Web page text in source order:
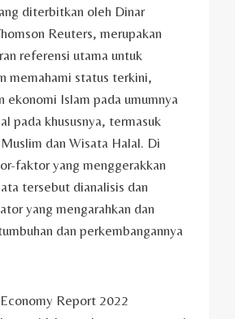
diterbitkan oleh Dinar
Reuters, merupakan
referensi utama untuk
memahami status terkini,
ekonomi Islam pada umumnya
pada khususnya, termasuk
dan Wisata Halal. Di
faktor yang menggerakkan
tersebut dianalisis dan
yang mengarahkan dan
dan perkembangannya
Report 2022